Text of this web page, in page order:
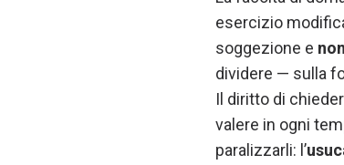
esercizio
soggezione e
dividere — sulla
Il diritto di
valere in ogni
paralizzarli: l’